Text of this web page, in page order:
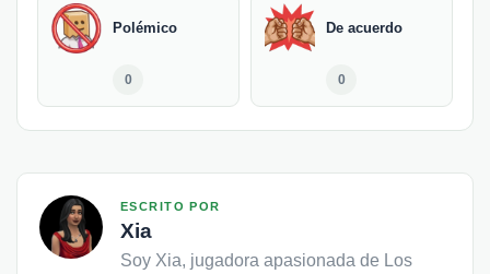
Polémico
0
De acuerdo
0
ESCRITO POR
Xia
Soy Xia, jugadora apasionada de Los